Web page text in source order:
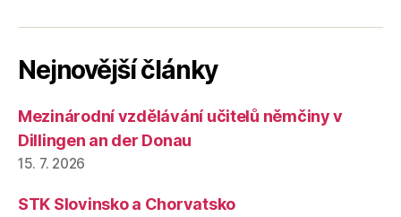
Nejnovější články
Mezinárodní vzdělávání učitelů němčiny v
Dillingen an der Donau
15. 7. 2026
STK Slovinsko a Chorvatsko